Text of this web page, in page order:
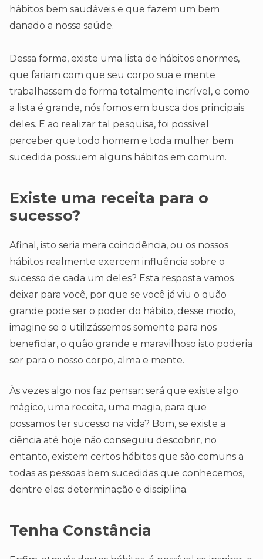
hábitos bem saudáveis e que fazem um bem
danado a nossa saúde.
Dessa forma, existe uma lista de hábitos enormes,
que fariam com que seu corpo sua e mente
trabalhassem de forma totalmente incrível, e como
a lista é grande, nós fomos em busca dos principais
deles. E ao realizar tal pesquisa, foi possível
perceber que todo homem e toda mulher bem
sucedida possuem alguns hábitos em comum.
Existe uma receita para o
sucesso?
Afinal, isto seria mera coincidência, ou os nossos
hábitos realmente exercem influência sobre o
sucesso de cada um deles? Esta resposta vamos
deixar para você, por que se você já viu o quão
grande pode ser o poder do hábito, desse modo,
imagine se o utilizássemos somente para nos
beneficiar, o quão grande e maravilhoso isto poderia
ser para o nosso corpo, alma e mente.
Às vezes algo nos faz pensar: será que existe algo
mágico, uma receita, uma magia, para que
possamos ter sucesso na vida? Bom, se existe a
ciência até hoje não conseguiu descobrir, no
entanto, existem certos hábitos que são comuns a
todas as pessoas bem sucedidas que conhecemos,
dentre elas: determinação e disciplina.
Tenha Constância